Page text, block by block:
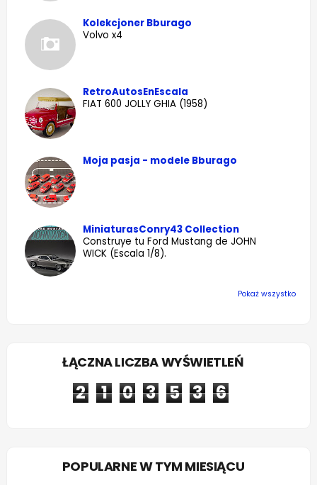
Kolekcjoner Bburago
Volvo x4
RetroAutosEnEscala
FIAT 600 JOLLY GHIA (1958)
Moja pasja - modele Bburago
MiniaturasConry43 Collection
Construye tu Ford Mustang de JOHN
WICK (Escala 1/8).
Pokaż wszystko
ŁĄCZNA LICZBA WYŚWIETLEŃ
2 1 0 3 5 3 6
POPULARNE W TYM MIESIĄCU